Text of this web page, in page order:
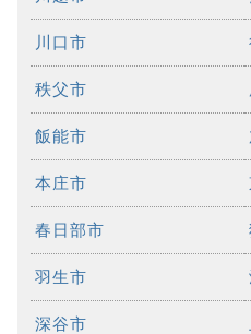
川口市
秩父市
飯能市
本庄市
春日部市
羽生市
深谷市